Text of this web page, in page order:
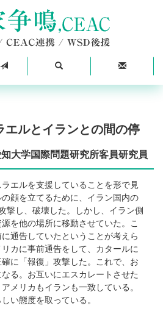
エルとイランとの間の停
大学国際問題研究所客員研究員
エルを支援していることを形で見
顔を立てるために、イラン国内の
撃し、破壊した。しかし、イラン側
を他の場所に移動させていた。こ
通告していたということが考えら
カに事前通告をして、カタールに
に「報復」攻撃した。これで、お
る。お互いにエスカレートさせた
メリカもイランも一致している。
い態度を取っている。